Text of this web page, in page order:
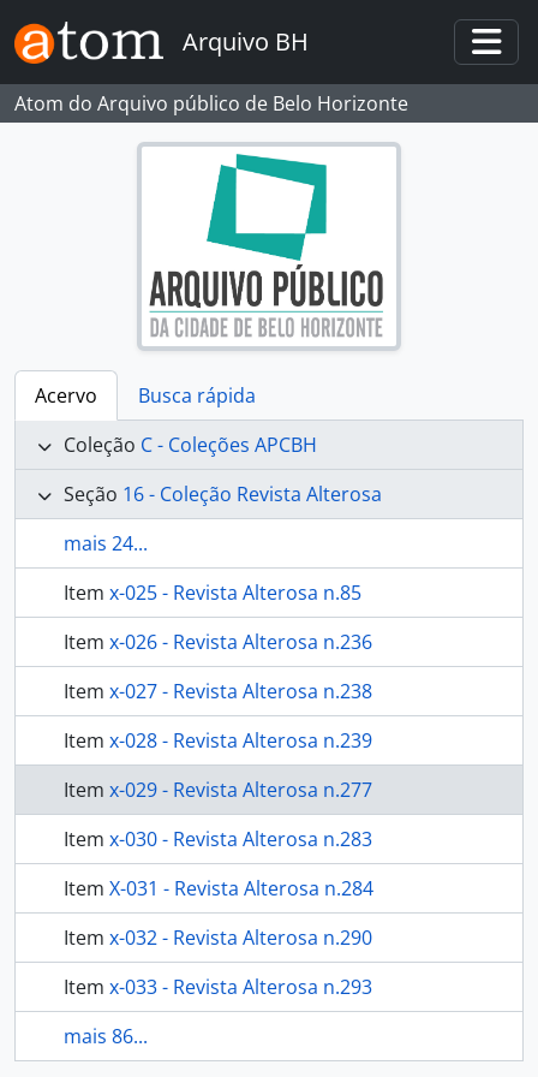
Skip to main content
Arquivo BH
Atom do Arquivo público de Belo Horizonte
Acervo
Busca rápida
Coleção C - Coleções APCBH
Seção 16 - Coleção Revista Alterosa
mais 24...
Item x-025 - Revista Alterosa n.85
Item x-026 - Revista Alterosa n.236
Item x-027 - Revista Alterosa n.238
Item x-028 - Revista Alterosa n.239
Item x-029 - Revista Alterosa n.277
Item x-030 - Revista Alterosa n.283
Item X-031 - Revista Alterosa n.284
Item x-032 - Revista Alterosa n.290
Item x-033 - Revista Alterosa n.293
mais 86...